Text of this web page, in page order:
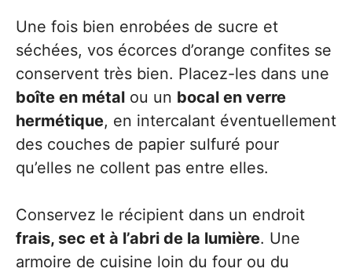
Une fois bien enrobées de sucre et
séchées, vos écorces d’orange confites se
conservent très bien. Placez-les dans une
boîte en métal ou un bocal en verre
hermétique, en intercalant éventuellement
des couches de papier sulfuré pour
qu’elles ne collent pas entre elles.
Conservez le récipient dans un endroit
frais, sec et à l’abri de la lumière. Une
armoire de cuisine loin du four ou du